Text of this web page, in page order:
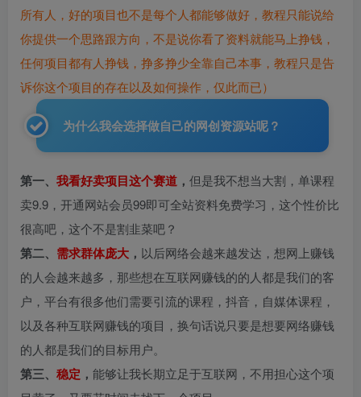
所有人，好的项目也不是每个人都能够做好，教程只能说给
你提供一个思路跟方向，不是说你看了资料就能马上挣钱，
任何项目都有人挣钱，挣多挣少全靠自己本事，教程只是告
诉你这个项目的存在以及如何操作，仅此而已）
为什么我会选择做自己的网创资源站呢？
第一、 我看好卖项目这个赛道 ， 但是我不想当大割，单课程
卖9.9，开通网站会员99即可全站资料免费学习，这个性价比
很高吧，这个不是割韭菜吧？
第二、 需求群体庞大 ， 以后网络会越来越发达，想网上赚钱
的人会越来越多，那些想在互联网赚钱的的人都是我们的客
户，平台有很多他们需要引流的课程，抖音，自媒体课程，
以及各种互联网赚钱的项目，换句话说只要是想要网络赚钱
的人都是我们的目标用户。
第三、 稳定 ， 能够让我长期立足于互联网，不用担心这个项